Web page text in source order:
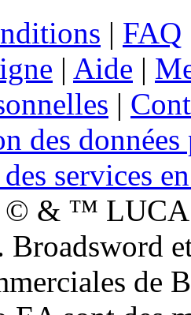
| FAQ
| Aide |
|
des
services
© & ™
Broadsword
de